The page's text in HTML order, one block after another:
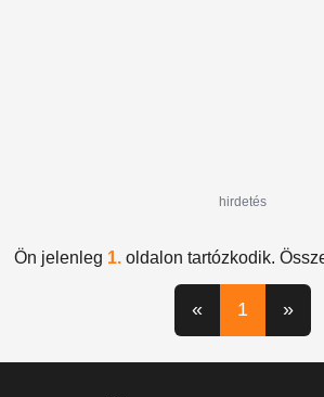
hirdetés
Ön jelenleg 1. oldalon tartózkodik.
« 1 »